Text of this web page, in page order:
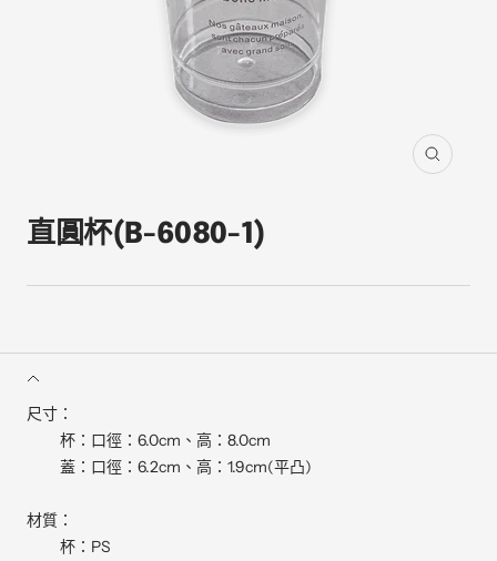
縮
直圓杯(B-6080-1)
尺寸：
杯：口徑：6.0cm、高：8.0cm
蓋：口徑：6.2cm、高：1.9cm(平凸)
材質：
杯：PS